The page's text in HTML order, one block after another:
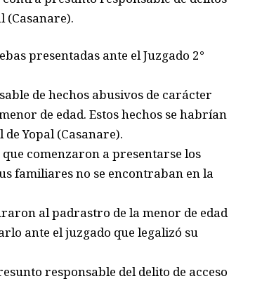
(Casanare).
presentadas ante el Juzgado 2°
de hechos abusivos de carácter
de edad. Estos hechos se habrían
Yopal (Casanare).
comenzaron a presentarse los
familiares no se encontraban en la
al padrastro de la menor de edad
ante el juzgado que legalizó su
responsable del delito de acceso